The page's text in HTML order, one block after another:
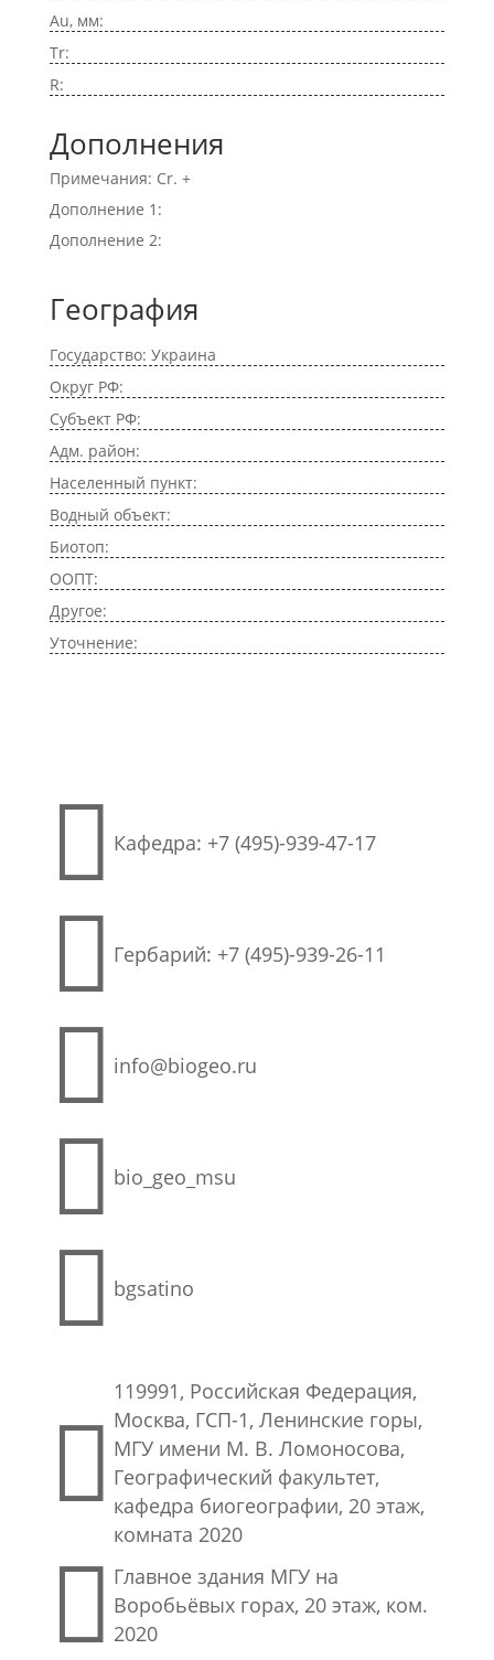
Au, мм:
Tr:
R:
Дополнения
Примечания: Cr. +
Дополнение 1:
Дополнение 2:
География
Государство: Украина
Округ РФ:
Субъект РФ:
Адм. район:
Населенный пункт:
Водный объект:
Биотоп:
ООПТ:
Другое:
Уточнение:
 Кафедра: +7 (495)-939-47-17
 Гербарий: +7 (495)-939-26-11
 info@biogeo.ru
 bio_geo_msu
 bgsatino

119991, Российская Федерация,
Москва, ГСП-1, Ленинские горы,
МГУ имени М. В. Ломоносова,
Географический факультет,
кафедра биогеографии, 20 этаж,
комната 2020
 Главное здания МГУ на
Воробьёвых горах, 20 этаж, ком.
2020